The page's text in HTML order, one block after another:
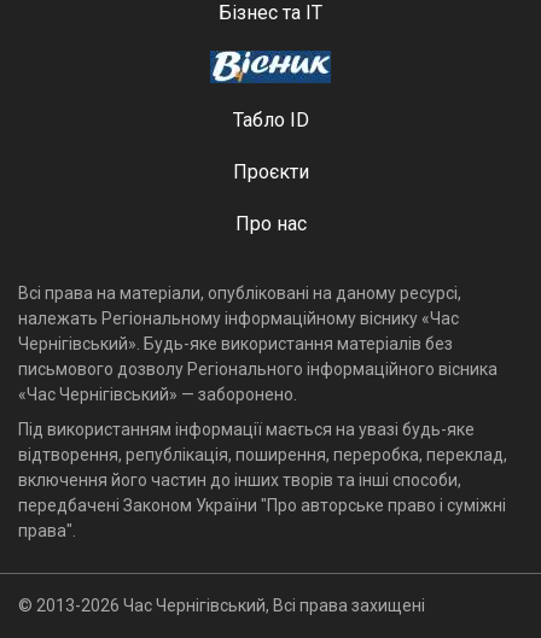
Бізнес та ІТ
Табло ID
Проєкти
Про нас
Всі права на матеріали, опубліковані на даному ресурсі,
належать Регіональному інформаційному віснику «Час
Чернігівський». Будь-яке використання матеріалів без
письмового дозволу Регіонального інформаційного вісника
«Час Чернігівський» — заборонено.
Під використанням інформації мається на увазі будь-яке
відтворення, републікація, поширення, переробка, переклад,
включення його частин до інших творів та інші способи,
передбачені Законом України "Про авторське право і суміжні
права".
© 2013-2026 Час Чернігівський, Всі права захищені